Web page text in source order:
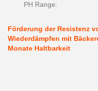
PH Range:
Förderung der Resistenz
Wiederdämpfen mit
Monate Haltbarkeit